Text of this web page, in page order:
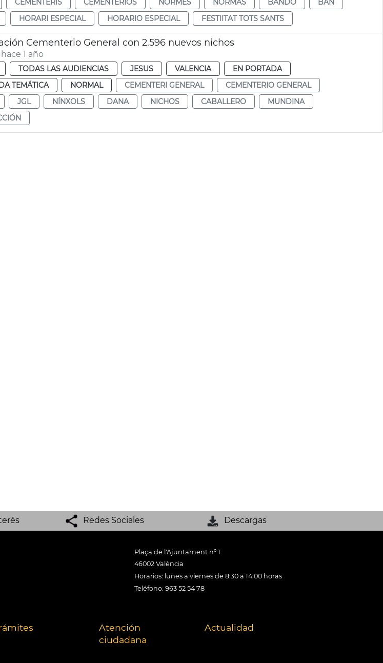
CEMENTERIS CEMENTERIOS NORMES NORMAS BANDO
BAN
HORARI ESPECIAL HORARIO ESPECIAL FESTIITAT TOTS SANTS
Cementerio General con 2.596 nuevos nichos
1 año
TODAS LAS AUDIENCIAS JESUS VALENCIA
EN PORTADA
TEMÁTICA
NORMAL CEMENTERI GENERAL
CEMENTERIO GENERAL
JGL NÍNXOLS DANA NICHOS CABALLERO
MUNDINA
Redes Sociales Descargas
Plaça de l'Ajuntament nº 1
46002 València
Horarios: lunes a viernes de 8:30 a 14:00 horas
Teléfono: 963 52 54 78
Atención
ciudadana
Actualidad